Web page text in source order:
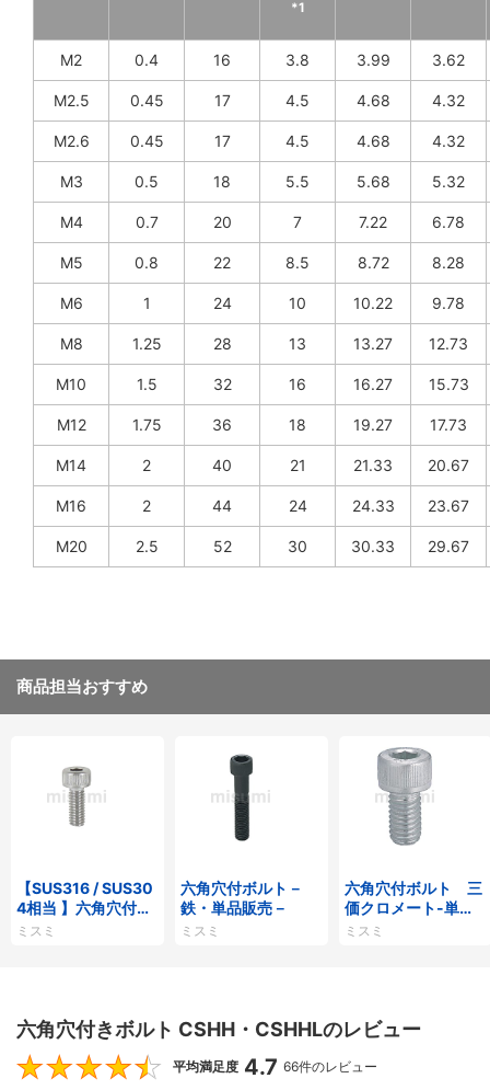
*1
M2 0.4 16 3.8 3.99 3.62
M2.5 0.45 17 4.5 4.68 4.32
M2.6 0.45 17 4.5 4.68 4.32
M3 0.5 18 5.5 5.68 5.32
M4 0.7 20 7 7.22 6.78
M5 0.8 22 8.5 8.72 8.28
M6 1 24 10 10.22 9.78
M8 1.25 28 13 13.27 12.73
M10 1.5 32 16 16.27 15.73
M12 1.75 36 18 19.27 17.73
M14 2 40 21 21.33 20.67
M16 2 44 24 24.33 23.67
M20 2.5 52 30 30.33 29.67
商品担当おすすめ
【SUS316 / SUS30
4相当 】六角穴付ボ
ルト ステンレス
ミスミ
六角穴付ボルト－
鉄・単品販売－
ミスミ
六角穴付ボルト 三
価クロメート-単
品・小箱-
ミスミ
六角穴付きボルト CSHH・CSHHLのレビュー
4.7
平均満足度 4.7 66件のレビュー